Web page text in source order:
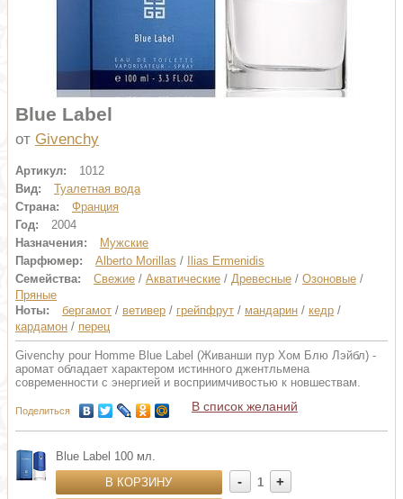
Blue Label
от Givenchy
Артикул:
1012
Вид:
Туалетная вода
Страна:
Франция
Год:
2004
Назначения:
Мужские
Парфюмер:
Alberto Morillas /
Ilias Ermenidis
Семейства:
Свежие / Акватические / Древесные / Озоновые /
Пряные
Ноты:
бергамот / ветивер / грейпфрут / мандарин / кедр /
кардамон / перец
Givenchy pour Homme Blue Label (Живанши пур Хом Блю Лэйбл) -
аромат обладает характером истинного джентльмена
современности с энергией и восприимчивостью к новшествам.
Поделиться В список желаний
Blue Label 100 мл.
В КОРЗИНУ
- 1
+